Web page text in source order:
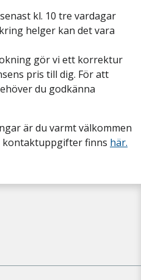
kl. 10 tre vardagar
helger kan det vara
gör vi ett korrektur
pris till dig. För att
du godkänna
är du varmt välkommen
kontaktuppgifter finns här.